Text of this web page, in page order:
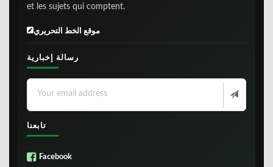
et les sujets qui comptent.
موقع الخط التحريري
رسالة إخبارية
تابعنا
Facebook